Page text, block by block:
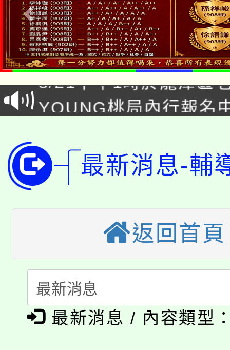
「本色祭」8/29、30在
場熱烈登場!
8/21下午1時於龍潭區
徵才活動。
YOUNG桃局內行報名
開!
115年桃園市運動會8/
田徑場及游泳池舉行。
桃園市低收入戶享有免
視費優惠，中低收入戶
半價優惠，詳情可洽有
者。
份教師增能研習
大溪自造教育及科技
份教師研習
會
115年食農教育專業人
程
「本色祭」8/29、30在
8/21下午1時於龍潭區
最新消息-輔
返回首頁
最新消息 / 內容類型